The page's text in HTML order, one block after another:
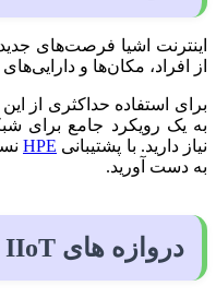
اینترنت اشیا فرصت‌های
از افراد، مکان‌ها و
برای استفاده حداکثری از
به یک رویکرد جامع برای
نیاز دارید. با پشتیبانی HPE
به دست آورید.
دروازه های IIoT